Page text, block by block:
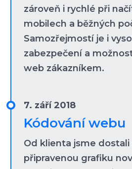
zároveň i rychlé při
mobilech a běžných
Samozřejmostí je i
zabezpečení a
web zákazníkem.
7. září 2018
Kódování webu
Od klienta jsme dostali
připravenou grafiku